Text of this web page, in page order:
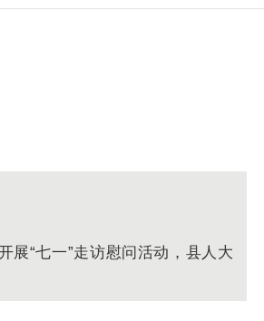
展“七一”走访慰问活动 ，县人大